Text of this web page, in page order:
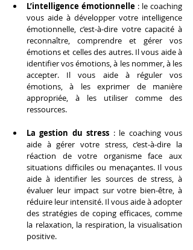
L’intelligence émotionnelle : le coaching
vous aide à développer votre intelligence
émotionnelle, c’est-à-dire votre capacité à
reconnaître, comprendre et gérer vos
émotions et celles des autres. Il vous aide à
identifier vos émotions, à les nommer, à les
accepter. Il vous aide à réguler vos
émotions, à les exprimer de manière
appropriée, à les utiliser comme des
ressources.
La gestion du stress : le coaching vous
aide à gérer votre stress, c’est-à-dire la
réaction de votre organisme face aux
situations difficiles ou menaçantes. Il vous
aide à identifier les sources de stress, à
évaluer leur impact sur votre bien-être, à
réduire leur intensité. Il vous aide à adopter
des stratégies de coping efficaces, comme
la relaxation, la respiration, la visualisation
positive.